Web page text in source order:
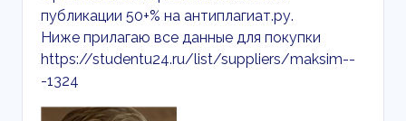
публикации 50+% на антиплагиат.ру.
Ниже прилагаю все данные для покупки
https://studentu24.ru/list/suppliers/maksim--
-1324